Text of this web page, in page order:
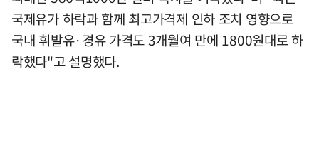
국제유가 하락과 함께 최고가격제 인하 조치 영향으로
국내 휘발유·경유 가격도 3개월여 만에 1800원대로 하
락했다"고 설명했다.